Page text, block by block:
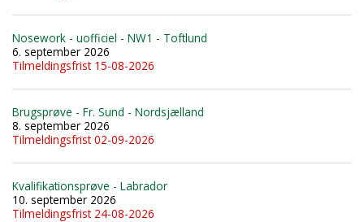
Nosework - uofficiel - NW1 - Toftlund
6. september 2026
Tilmeldingsfrist 15-08-2026
Brugsprøve - Fr. Sund - Nordsjælland
8. september 2026
Tilmeldingsfrist 02-09-2026
Kvalifikationsprøve - Labrador
10. september 2026
Tilmeldingsfrist 24-08-2026